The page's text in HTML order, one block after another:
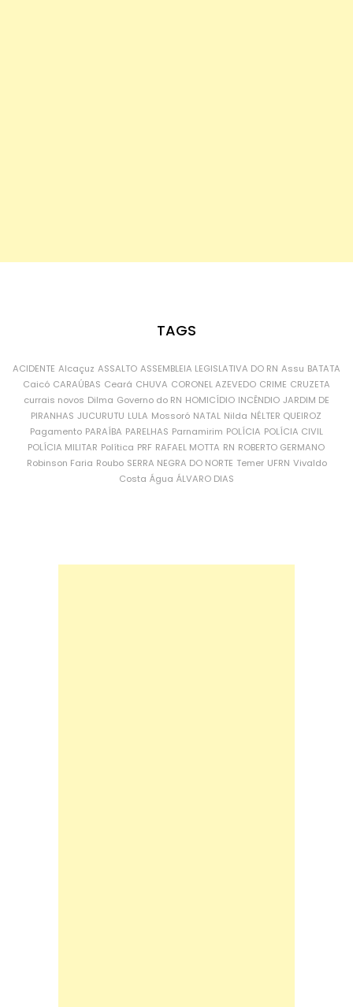
TAGS
ACIDENTE Alcaçuz ASSALTO ASSEMBLEIA LEGISLATIVA DO RN Assu BATATA
Caicó CARAÚBAS Ceará CHUVA CORONEL AZEVEDO CRIME CRUZETA
currais novos Dilma Governo do RN HOMICÍDIO INCÊNDIO JARDIM DE
PIRANHAS JUCURUTU LULA Mossoró NATAL Nilda NÉLTER QUEIROZ
Pagamento PARAÍBA PARELHAS Parnamirim POLÍCIA POLÍCIA CIVIL
POLÍCIA MILITAR Política PRF RAFAEL MOTTA RN ROBERTO GERMANO
Robinson Faria Roubo SERRA NEGRA DO NORTE Temer UFRN Vivaldo
Costa Água ÁLVARO DIAS